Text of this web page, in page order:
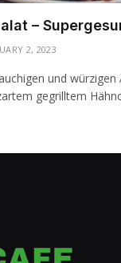
–
2, 2023
und
gegrilltem